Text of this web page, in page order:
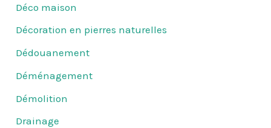
Déco maison
Décoration en pierres naturelles
Dédouanement
Déménagement
Démolition
Drainage